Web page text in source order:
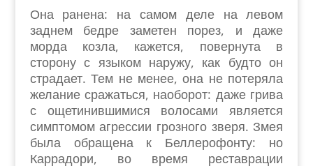
Она ранена: на самом деле на левом
заднем бедре заметен порез, и даже
морда козла, кажется, повернута в
сторону с языком наружу, как будто он
страдает. Тем не менее, она не потеряла
желание сражаться, наоборот: даже грива
с ощетинившимися волосами является
симптомом агрессии грозного зверя. Змея
была обращена к Беллерофонту: но
Каррадори, во время реставрации